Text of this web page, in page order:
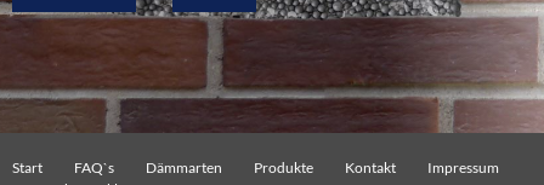
Start FAQ`s Dämmarten Produkte Kontakt
Impressum